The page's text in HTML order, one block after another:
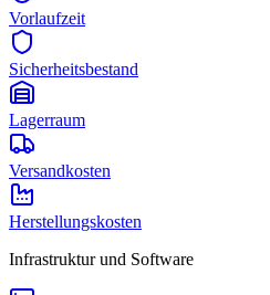
Vorlaufzeit
Sicherheitsbestand
Lagerraum
Versandkosten
Herstellungskosten
Infrastruktur und Software